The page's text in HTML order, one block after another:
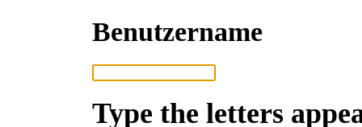
Benutzername
Type the letters